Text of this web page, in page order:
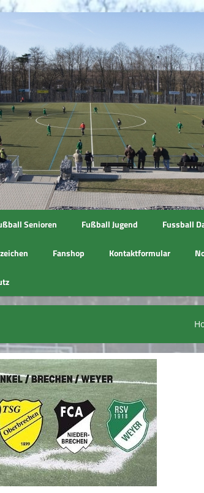
Senioren Fußball Jugend Fussball
Fanshop Kontaktformular